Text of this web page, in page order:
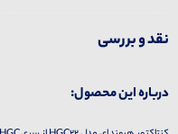
نقد و بررسی
درباره این محصول: